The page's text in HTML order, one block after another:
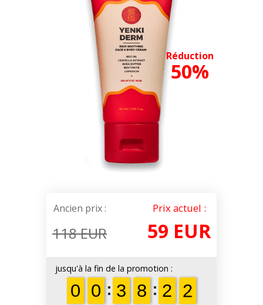
Réduction
50%
Ancien prix :
118 EUR
Prix actuel :
59 EUR
jusqu'à la fin de la promotion :
9
9
0
0 9
9
0
0 0
0
3
3 0
0
8
8 0
0
2
2 1
1
0